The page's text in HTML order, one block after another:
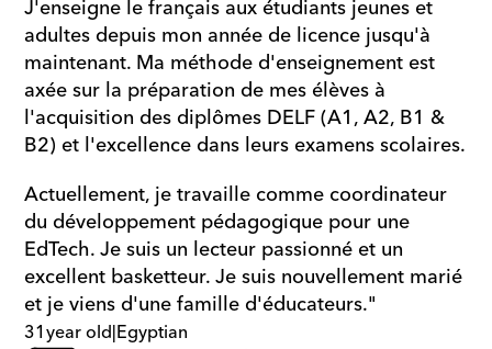
J'enseigne le français aux étudiants jeunes et
adultes depuis mon année de licence jusqu'à
maintenant. Ma méthode d'enseignement est
axée sur la préparation de mes élèves à
l'acquisition des diplômes DELF (A1, A2, B1 &
B2) et l'excellence dans leurs examens scolaires.
Actuellement, je travaille comme coordinateur
du développement pédagogique pour une
EdTech. Je suis un lecteur passionné et un
excellent basketteur. Je suis nouvellement marié
et je viens d'une famille d'éducateurs."
31year old|Egyptian